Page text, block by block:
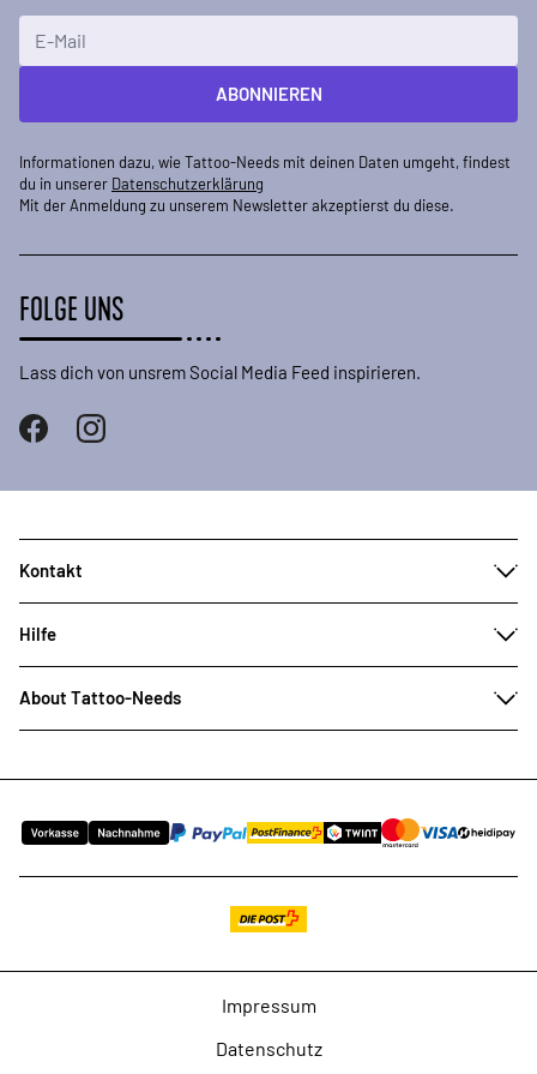
ABONNIEREN
Informationen dazu, wie Tattoo-Needs mit deinen Daten umgeht, findest
du in unserer Datenschutzerklärung
Mit der Anmeldung zu unserem Newsletter akzeptierst du diese.
FOLGE UNS
Lass dich von unsrem Social Media Feed inspirieren.
Kontakt
Hilfe
About Tattoo-Needs
Impressum
Datenschutz